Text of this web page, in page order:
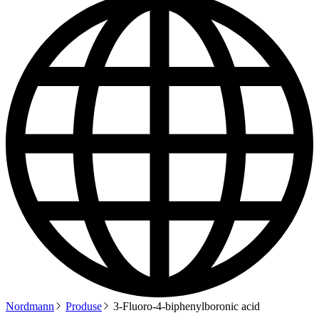
Nordmann Produse 3-Fluoro-4-biphenylboronic acid